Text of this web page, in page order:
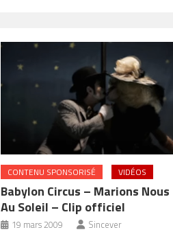
CONTENU SPONSORISÉ VIDÉOS
Babylon Circus – Marions Nous
Au Soleil – Clip officiel
19 mars 2009 Sincever